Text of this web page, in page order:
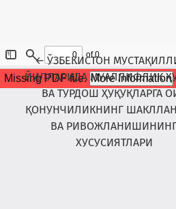
←Maqola tafsilotlariga
ЎЗБЕКИСТОН
ЙИЛЛАРИДА МУАЛЛИФЛИК
ВА ТУРДОШ ҲУҚУҚЛАРГА
ҚОНУНЧИЛИКНИНГ
ВА
ХУСУСИЯТЛАРИ